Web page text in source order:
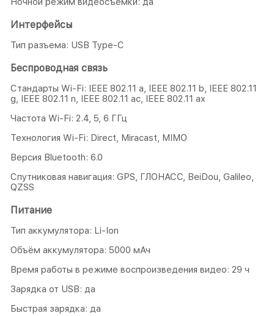
Интерфейсы
Тип разъема: USB Type-C
Беспроводная связь
Стандарты Wi-Fi: IEEE 802.11 a, IEEE 802.11 b, IEEE 802.11
g, IEEE 802.11 n, IEEE 802.11 ac, IEEE 802.11 ax
Частота Wi-Fi: 2.4, 5, 6 ГГц
Технология Wi-Fi: Direct, Miracast, MIMO
Версия Bluetooth: 6.0
Спутниковая навигация: GPS, ГЛОНАСС, BeiDou, Galileo,
QZSS
Питание
Тип аккумулятора: Li-Ion
Объём аккумулятора: 5000 мАч
Время работы в режиме воспроизведения видео: 29 ч
Зарядка от USB: да
Быстрая зарядка: да